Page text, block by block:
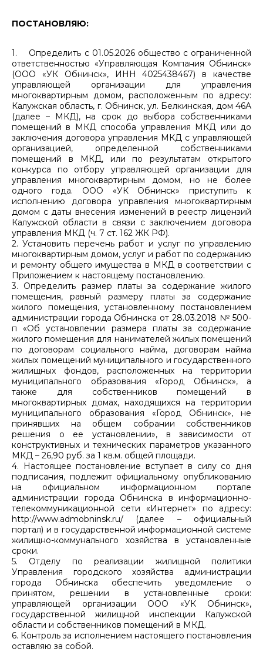
ПОСТАНОВЛЯЮ:
1. Определить с 01.05.2026 общество с ограниченной
ответственностью «Управляющая Компания Обнинск»
(ООО «УК Обнинск», ИНН 4025438467) в качестве
управляющей организации для управления
многоквартирным домом, расположенным по адресу:
Калужская область, г. Обнинск, ул. Белкинская, дом 46А
(далее – МКД), на срок до выбора собственниками
помещений в МКД способа управления МКД или до
заключения договора управления МКД с управляющей
организацией, определенной собственниками
помещений в МКД, или по результатам открытого
конкурса по отбору управляющей организации для
управления многоквартирным домом, но не более
одного года. ООО «УК Обнинск» приступить к
исполнению договора управления многоквартирным
домом с даты внесения изменений в реестр лицензий
Калужской области в связи с заключением договора
управления МКД (ч. 7 ст. 162 ЖК РФ).
2. Установить перечень работ и услуг по управлению
многоквартирным домом, услуг и работ по содержанию
и ремонту общего имущества в МКД в соответствии с
Приложением к настоящему постановлению.
3. Определить размер платы за содержание жилого
помещения, равный размеру платы за содержание
жилого помещения, установленному постановлением
администрации города Обнинска от 28.03.2018 № 500-
п «Об установлении размера платы за содержание
жилого помещения для нанимателей жилых помещений
по договорам социального найма, договорам найма
жилых помещений муниципального и государственного
жилищных фондов, расположенных на территории
муниципального образования «Город Обнинск», а
также для собственников помещений в
многоквартирных домах, находящихся на территории
муниципального образования «Город Обнинск», не
принявших на общем собрании собственников
решения о ее установлении», в зависимости от
конструктивных и технических параметров указанного
МКД – 26,90 руб. за 1 кв.м. общей площади.
4. Настоящее постановление вступает в силу со дня
подписания, подлежит официальному опубликованию
на официальном информационном портале
администрации города Обнинска в информационно-
телекоммуникационной сети «Интернет» по адресу:
http://www.admobninsk.ru/ (далее – официальный
портал) и в государственной информационной системе
жилищно-коммунального хозяйства в установленные
сроки.
5. Отделу по реализации жилищной политики
Управления городского хозяйства администрации
города Обнинска обеспечить уведомление о
принятом, решении в установленные сроки:
управляющей организации ООО «УК Обнинск»,
государственной жилищной инспекции Калужской
области и собственников помещений в МКД.
6. Контроль за исполнением настоящего постановления
оставляю за собой.